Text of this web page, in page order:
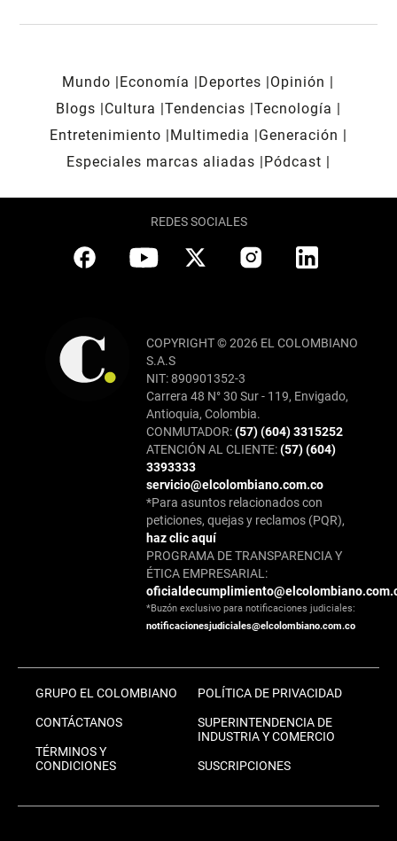
Mundo Economía Deportes
Opinión
Blogs
Cultura Tendencias Tecnología
Entretenimiento
Multimedia
Generación
Especiales marcas aliadas
Pódcast
REDES SOCIALES
COPYRIGHT © 2026 EL COLOMBIANO
S.A.S
NIT: 890901352-3
Carrera 48 N° 30 Sur - 119, Envigado,
Antioquia, Colombia.
CONMUTADOR:(57) (604) 3315252
ATENCIÓN AL CLIENTE:(57) (604)
3393333
servicio@elcolombiano.com.co
*Para asuntos relacionados con
peticiones, quejas y reclamos (PQR),
haz clic aquí
PROGRAMA DE TRANSPARENCIA Y
ÉTICA EMPRESARIAL:
*Buzón exclusivo para notificaciones judiciales:
notificacionesjudiciales@elcolombiano.com.co
GRUPO EL COLOMBIANO
CONTÁCTANOS
TÉRMINOS Y
CONDICIONES
POLÍTICA DE PRIVACIDAD
SUPERINTENDENCIA DE
INDUSTRIA Y COMERCIO
SUSCRIPCIONES